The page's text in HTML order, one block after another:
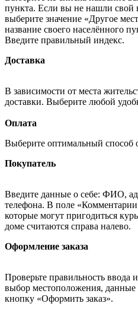
пункта. Если вы не нашли свой
выберите значение «Другое
название своего населённого
Введите правильный индекс.
Доставка
В зависимости от места
доставки. Выберите любой
Оплата
Выберите оптимальный способ
Покупатель
Введите данные о себе: ФИО,
телефона. В поле «Комментарии
которые могут пригодиться
доме считаются справа налево.
Оформление заказа
Проверьте правильность ввода
выбор местоположения,
кнопку «Оформить заказ».